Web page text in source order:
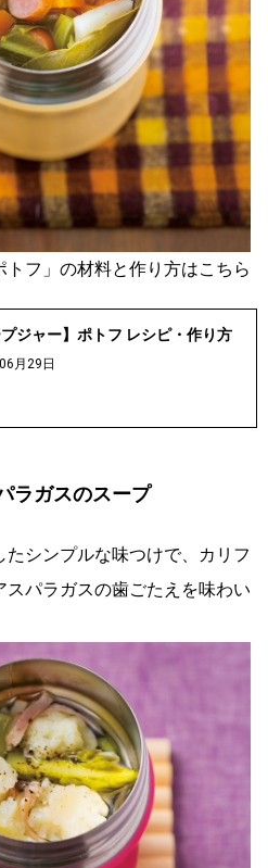
フ」の材料と作り方はこちら
プジャー】ポトフ レシピ・作り方
月29日
ラガスのスープ
シンプルな味つけで、カリフ
パラガスの歯ごたえを味わい